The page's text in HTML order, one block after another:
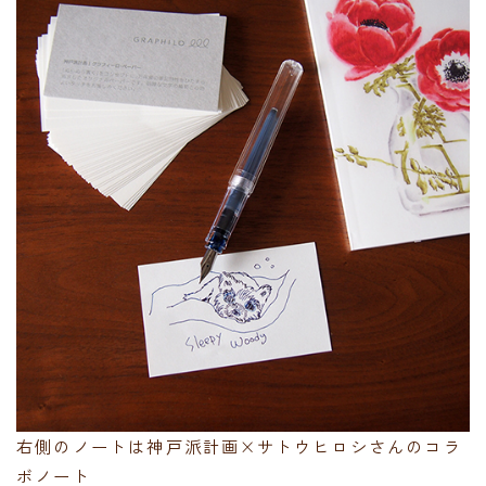
右側のノートは神戸派計画×サトウヒロシさんのコラ
ボノート